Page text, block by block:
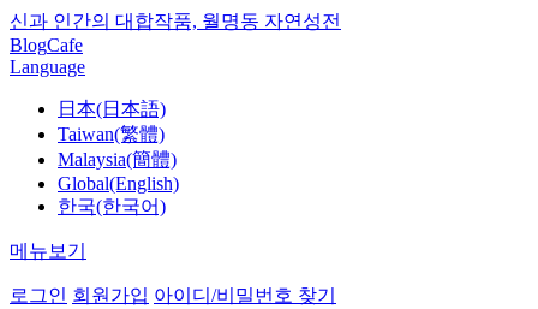
신과 인간의 대합작품, 월명동 자연성전
BlogCafe
Language
日本(日本語)
Taiwan(繁體)
Malaysia(簡體)
Global(English)
한국(한국어)
메뉴보기
로그인 회원가입 아이디/비밀번호 찾기